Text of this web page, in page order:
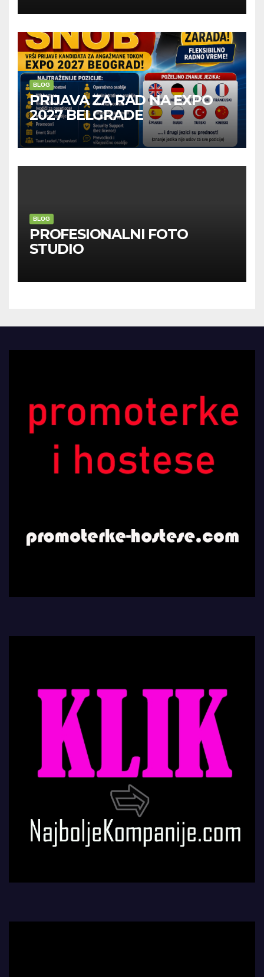
BLOG
PRIJAVA ZA RAD NA EXPO
2027 BELGRADE
BLOG
PROFESIONALNI FOTO
STUDIO